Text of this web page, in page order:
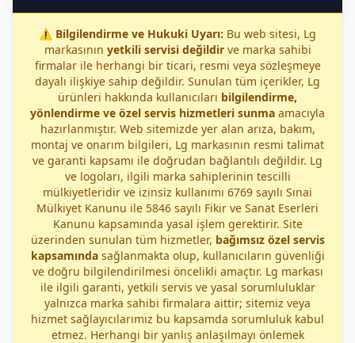
⚠️ Bilgilendirme ve Hukuki Uyarı: Bu web sitesi, Lg
markasının yetkili servisi değildirve marka sahibi
firmalar ile herhangi bir ticari, resmi veya sözleşmeye
dayalı ilişkiye sahip değildir. Sunulan tüm içerikler, Lg
ürünleri hakkında kullanıcıları bilgilendirme,
yönlendirme ve özel servis hizmetleri sunma amacıyla
hazırlanmıştır. Web sitemizde yer alan arıza, bakım,
montaj ve onarım bilgileri, Lg markasının resmi talimat
ve garanti kapsamı ile doğrudan bağlantılı değildir. Lg
ve logoları, ilgili marka sahiplerinin tescilli
mülkiyetleridir ve izinsiz kullanımı 6769 sayılı Sınai
Mülkiyet Kanunu ile 5846 sayılı Fikir ve Sanat Eserleri
Kanunu kapsamında yasal işlem gerektirir. Site
üzerinden sunulan tüm hizmetler, bağımsız özel servis
kapsamındasağlanmakta olup, kullanıcıların güvenliği
ve doğru bilgilendirilmesi öncelikli amaçtır. Lg markası
ile ilgili garanti, yetkili servis ve yasal sorumluluklar
yalnızca marka sahibi firmalara aittir; sitemiz veya
hizmet sağlayıcılarımız bu kapsamda sorumluluk kabul
etmez. Herhangi bir yanlış anlaşılmayı önlemek